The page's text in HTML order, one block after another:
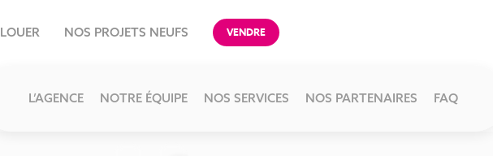
LOUER NOS PROJETS NEUFS VENDRE
L’AGENCE NOTRE ÉQUIPE NOS SERVICES NOS PARTENAIRES FAQ